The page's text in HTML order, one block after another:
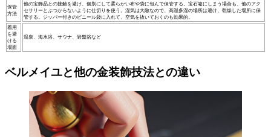
保管
方法
他の宝飾品との接触を避け、個別にして柔らかい布や袋に包んで保管する。宝石箱にしまう場合も、他のアク
セサリーとぶつからないように仕切りを使う。湿気は大敵なので、高温多湿の場所は避け、乾燥した場所に保
管する。ジッパー付きのビニール袋に入れて、空気を抜いておくのも効果的。
着用
を避
ける
場面
温泉、海水浴、サウナ、岩盤浴など
ベルメイユと他の金装飾技法との違い